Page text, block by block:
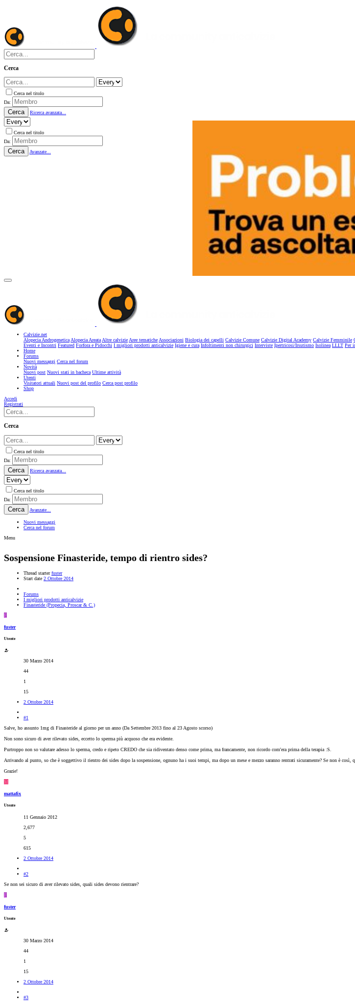
Cerca
Cerca nel titolo
Da:
Cerca Ricerca avanzata...
Cerca nel titolo
Da:
Cerca Avanzate...
Calvizie.net
Alopecia AndrogeneticaAlopecia AreataAltre calvizieAree tematicheAssociazioni Biologia dei capelli Calvizie Comune Calvizie Digital Academy Calvizie Femminile
Eventi e Incontri Featured Forfora e Pidocchi I migliori prodotti anticalvizie Igiene e cura Infoltimenti non chirurgici Interviste Ipertricosi/Irsutismo Isolinea LLLT Per
Home
Forums
Nuovi messaggi Cerca nel forum
Novità
Nuovi post Nuovi stati in bacheca Ultime attività
Utenti
Visitatori attuali Nuovi post del profilo Cerca post profilo
Shop
Accedi
Registrati
Cerca
Cerca nel titolo
Da:
Cerca Ricerca avanzata...
Cerca nel titolo
Da:
Cerca Avanzate...
Nuovi messaggi
Cerca nel forum
Menu
Sospensione Finasteride, tempo di rientro sides?
Thread starter fuster
Start date 2 Ottobre 2014
Forums
I migliori prodotti anticalvizie
Finasteride (Propecia, Proscar & C.)
F
fuster
Utente
30 Marzo 2014
44
1
15
2 Ottobre 2014
#1
Salve, ho assunto 1mg di Finasteride al giorno per un anno (Da Settembre 2013 fino al 23 Agosto scorso)
Non sono sicuro di aver rilevato sides, eccetto lo sperma più acquoso che era evidente.
Purtroppo non so valutare adesso lo sperma, credo e ripeto CREDO che sia ridiventato denso come prima, ma francamente, non ricordo com'era prima della terapia :S.
Arrivando al punto, so che è soggettivo il rientro dei sides dopo la sospensione, ognuno ha i suoi tempi, ma dopo un mese e mezzo saranno rentrati sicuramente? Se non è
Grazie!
M
mattafix
Utente
11 Gennaio 2012
2,677
5
615
2 Ottobre 2014
#2
Se non sei sicuro di aver rilevato sides, quali sides devono rientrare?
F
fuster
Utente
30 Marzo 2014
44
1
15
2 Ottobre 2014
#3